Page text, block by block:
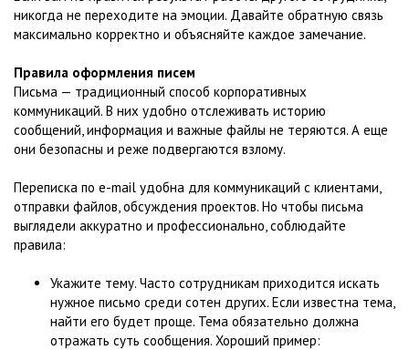
никогда не переходите на эмоции. Давайте обратную связь
максимально корректно и объясняйте каждое замечание.
Правила оформления писем
Письма — традиционный способ корпоративных
коммуникаций. В них удобно отслеживать историю
сообщений, информация и важные файлы не теряются. А еще
они безопасны и реже подвергаются взлому.
Переписка по e-mail удобна для коммуникаций с клиентами,
отправки файлов, обсуждения проектов. Но чтобы письма
выглядели аккуратно и профессионально, соблюдайте
правила:
Укажите тему. Часто сотрудникам приходится искать
нужное письмо среди сотен других. Если известна тема,
найти его будет проще. Тема обязательно должна
отражать суть сообщения. Хороший пример: